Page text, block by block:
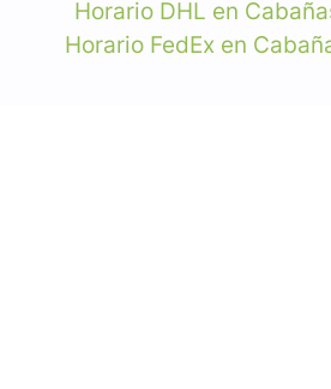
Horario DHL en
Horario FedEx en